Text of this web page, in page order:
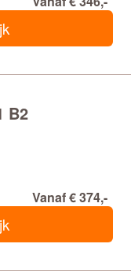
B2
Vanaf € 374,-